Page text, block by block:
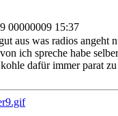
00000009 15:37
aus was radios angeht
ich spreche habe
dafür immer parat